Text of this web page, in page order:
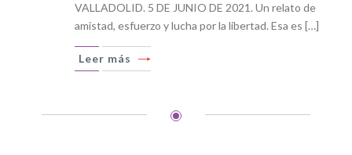
VALLADOLID. 5 DE JUNIO DE 2021. Un relato de
amistad, esfuerzo y lucha por la libertad. Esa es […]
Leer más